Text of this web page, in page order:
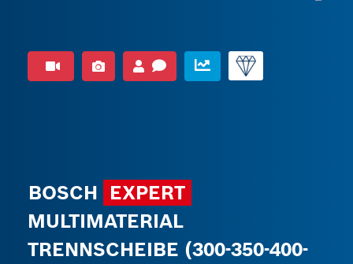
BOSCH EXPERT
MULTIMATERIAL
TRENNSCHEIBE (300-350-400-